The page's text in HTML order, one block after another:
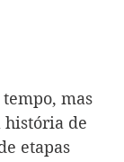
mas
história de
etapas